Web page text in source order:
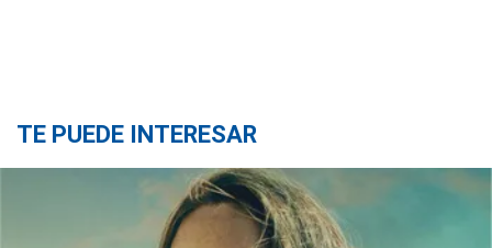
TE PUEDE INTERESAR